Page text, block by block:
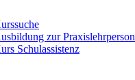
zur Praxislehrperson
Schulassistenz